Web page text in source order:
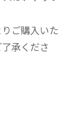
ご購入いた
承くださ